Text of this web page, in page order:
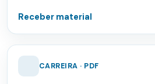
Receber material
CARREIRA · PDF